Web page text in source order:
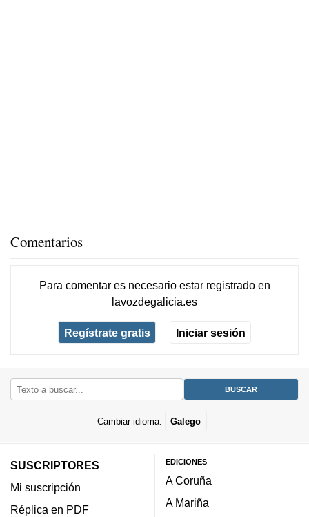
Comentarios
Para comentar es necesario estar registradoen
lavozdegalicia.es
Regístrate gratis Iniciar sesión
Cambiar idioma: Galego
SUSCRIPTORES
Mi suscripción
Réplica en PDF
EDICIONES
A Coruña
A Mariña